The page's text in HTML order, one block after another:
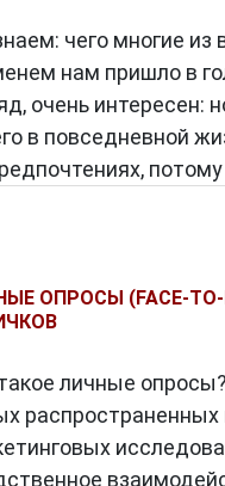
чего многие из
нам пришло в
очень интересен:
в повседневной
ОПРОСЫ (FACE-
личные